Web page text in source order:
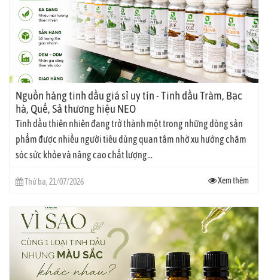
Nguồn hàng tinh dầu giá sỉ uy tín - Tinh dầu Tràm, Bạc
hà, Quế, Sả thương hiệu NEO
Tinh dầu thiên nhiên đang trở thành một trong những dòng sản
phẩm được nhiều người tiêu dùng quan tâm nhờ xu hướng chăm
sóc sức khỏe và nâng cao chất lượng...
Thứ ba, 21/07/2026 Xem thêm